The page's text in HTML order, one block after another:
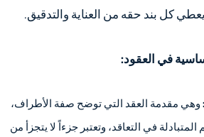
كل بند حقه من العناية والتدقيق.
في العقود:
وهي مقدمة العقد التي توضح صفة الأطراف،
في التعاقد، وتعتبر جزءاً لا يتجزأ من